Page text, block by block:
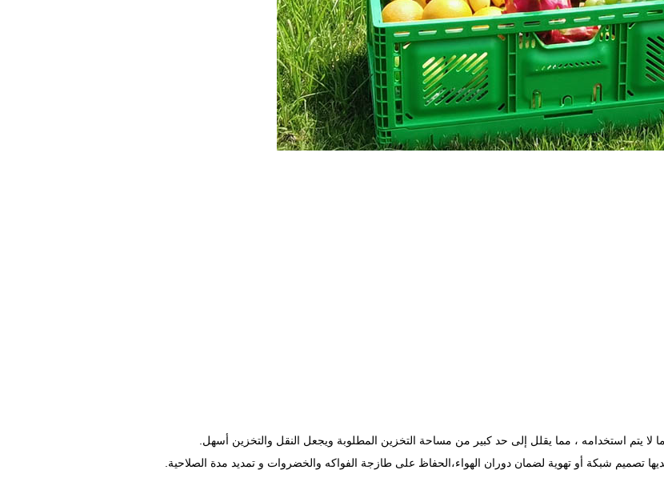
يتم استخدامه ، مما يقلل إلى حد كبير من مساحة التخزين المطلوبة ويجعل النقل والتخزين أسهل.
تصميم شبكة أو تهوية لضمان دوران الهواء،الحفاظ على طازجة الفواكه والخضروات و تمديد مدة الصلاحية.